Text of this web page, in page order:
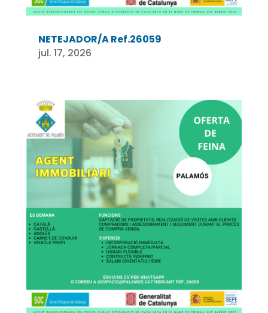
NETEJADOR/A Ref.26059
jul. 17, 2026